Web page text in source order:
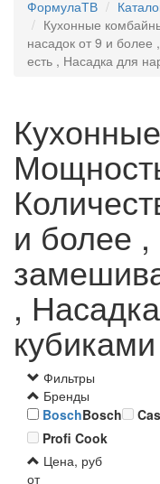
ФормулаТВ
Кухонные
насадок от 9 и
есть , Насадка для
и более
,
Фильтры
Бренды
BoschBosch
Profi Cook
Цена, руб
от